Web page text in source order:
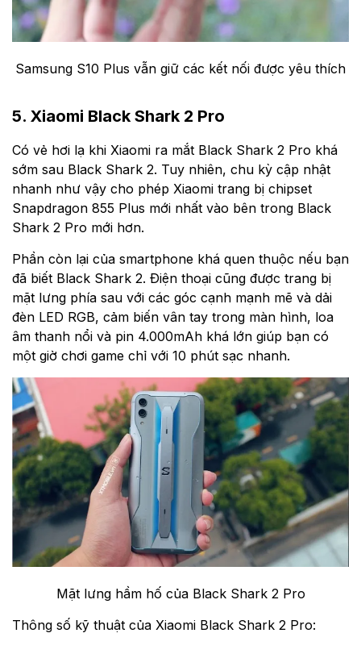
Samsung S10 Plus vẫn giữ các kết nối được yêu thích
5. Xiaomi Black Shark 2 Pro
Có vẻ hơi lạ khi Xiaomi ra mắt Black Shark 2 Pro khá
sớm sau Black Shark 2. Tuy nhiên, chu kỳ cập nhật
nhanh như vậy cho phép Xiaomi trang bị chipset
Snapdragon 855 Plus mới nhất vào bên trong Black
Shark 2 Pro mới hơn.
Phần còn lại của smartphone khá quen thuộc nếu bạn
đã biết Black Shark 2. Điện thoại cũng được trang bị
mặt lưng phía sau với các góc cạnh mạnh mẽ và dải
đèn LED RGB, cảm biến vân tay trong màn hình, loa
âm thanh nổi và pin 4.000mAh khá lớn giúp bạn có
một giờ chơi game chỉ với 10 phút sạc nhanh.
Mặt lưng hầm hố của Black Shark 2 Pro
Thông số kỹ thuật của Xiaomi Black Shark 2 Pro: